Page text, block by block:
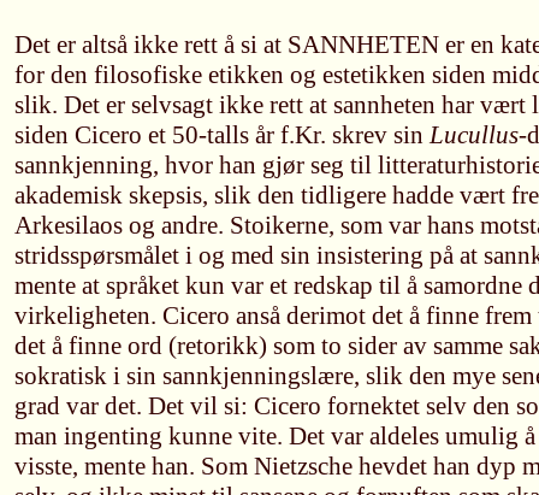
Det er altså ikke rett å si at SANNHETEN er en
for den filosofiske etikken og estetikken siden
slik. Det er selvsagt ikke rett at sannheten har
siden Cicero et 50-talls år f.Kr. skrev sinLucullus-
sannkjenning, hvor han gjør seg til
akademisk skepsis, slik den tidligere hadde vært
Arkesilaos og andre. Stoikerne, som var hans
stridsspørsmålet i og med sin insistering på at
mente at språket kun var et redskap til å samordne
virkeligheten. Cicero anså derimot det å finne
det å finne ord (retorikk) som to sider av samme
sokratisk i sin sannkjenningslære, slik den mye
grad var det. Det vil si: Cicero fornektet selv den
man ingenting kunne vite. Det var aldeles umulig
visste, mente han. Som Nietzsche hevdet han dyp